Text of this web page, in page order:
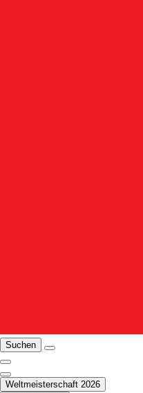
Suchen
Weltmeisterschaft 2026